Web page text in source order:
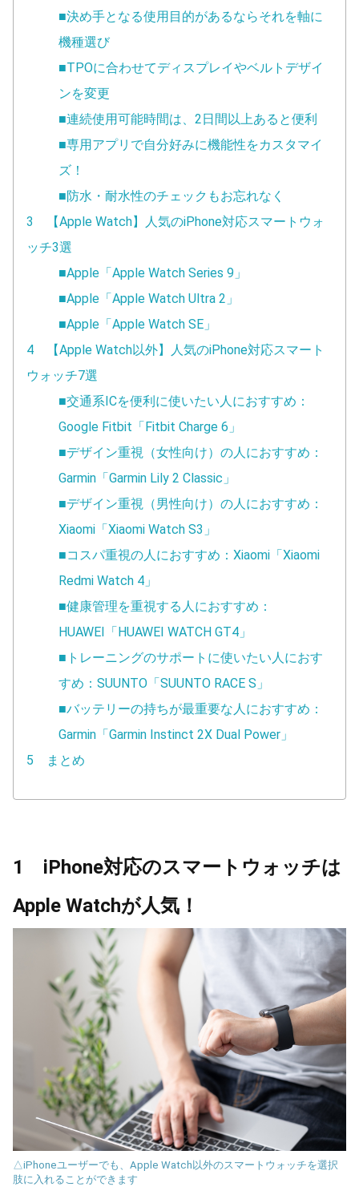
■決め手となる使用目的があるならそれを軸に
機種選び
■TPOに合わせてディスプレイやベルトデザイ
ンを変更
■連続使用可能時間は、2日間以上あると便利
■専用アプリで自分好みに機能性をカスタマイ
ズ！
■防水・耐水性のチェックもお忘れなく
3 【Apple Watch】人気のiPhone対応スマートウォ
ッチ3選
■Apple「Apple Watch Series 9」
■Apple「Apple Watch Ultra 2」
■Apple「Apple Watch SE」
4 【Apple Watch以外】人気のiPhone対応スマート
ウォッチ7選
■交通系ICを便利に使いたい人におすすめ：
Google Fitbit「Fitbit Charge 6」
■デザイン重視（女性向け）の人におすすめ：
Garmin「Garmin Lily 2 Classic」
■デザイン重視（男性向け）の人におすすめ：
Xiaomi「Xiaomi Watch S3」
■コスパ重視の人におすすめ：Xiaomi「Xiaomi
Redmi Watch 4」
■健康管理を重視する人におすすめ：
HUAWEI「HUAWEI WATCH GT4」
■トレーニングのサポートに使いたい人におす
すめ：SUUNTO「SUUNTO RACE S」
■バッテリーの持ちが最重要な人におすすめ：
Garmin「Garmin Instinct 2X Dual Power」
5 まとめ
1 iPhone対応のスマートウォッチは
Apple Watchが人気！
△iPhoneユーザーでも、Apple Watch以外のスマートウォッチを選択
肢に入れることができます